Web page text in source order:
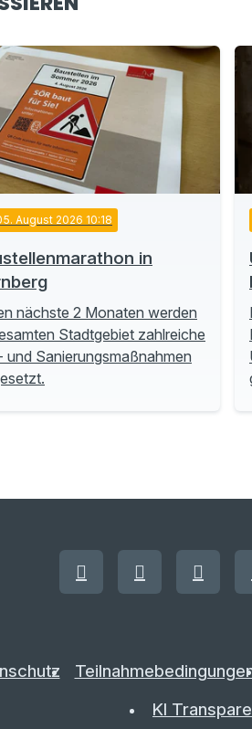
. August 2026 10:18
in
nächste 2 Monaten werden
Stadtgebiet zahlreiche
und Sanierungsmaßnahmen
KI